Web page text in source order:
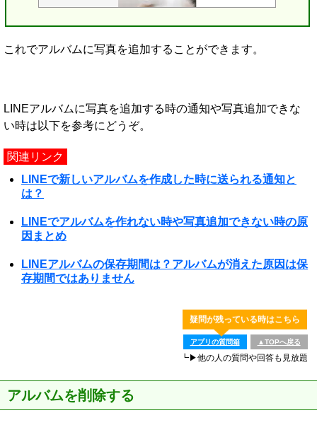
これでアルバムに写真を追加することができます。
LINEアルバムに写真を追加する時の通知や写真追加できな
い時は以下を参考にどうぞ。
関連リンク
LINEで新しいアルバムを作成した時に送られる通知と
は？
LINEでアルバムを作れない時や写真追加できない時の原
因まとめ
LINEアルバムの保存期間は？アルバムが消えた原因は保
存期間ではありません
疑問が残っている時はこちら
アプリの質問箱 ▲TOPへ戻る
┗▶他の人の質問や回答も見放題
アルバムを削除する